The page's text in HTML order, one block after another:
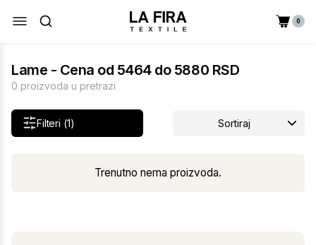
0
Lame - Cena od 5464 do 5880 RSD
0 proizvoda u pretrazi
Filteri (1) Sortiraj
Trenutno nema proizvoda.